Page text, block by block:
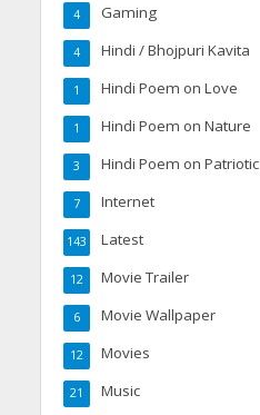
Gaming
4
Hindi / Bhojpuri Kavita
4
Hindi Poem on Love
1
Hindi Poem on Nature
1
Hindi Poem on Patriotic
3
Internet
7
Latest
143
Movie Trailer
12
Movie Wallpaper
6
Movies
12
Music
21